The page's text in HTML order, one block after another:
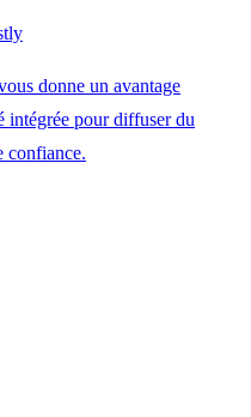
donne un avantage
intégrée pour diffuser du
confiance.